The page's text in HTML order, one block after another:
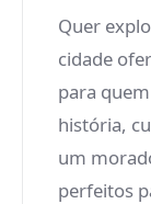
Quer
cidade
para
história,
um
perfeitos